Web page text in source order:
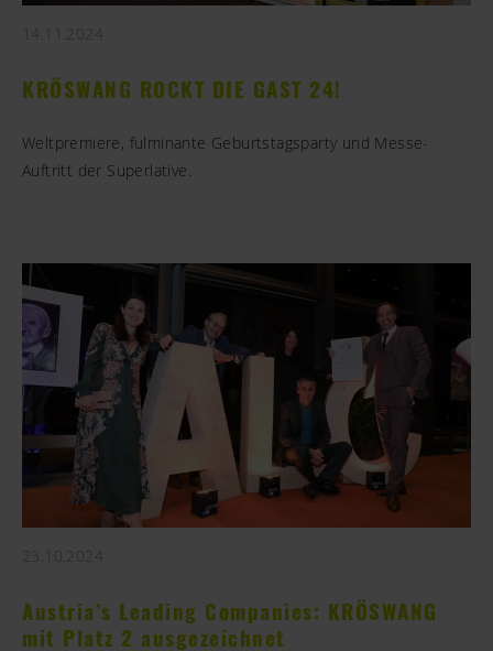
14.11.2024
KRÖSWANG ROCKT DIE GAST 24!
Weltpremiere, fulminante Geburtstagsparty und Messe-
Auftritt der Superlative.
23.10.2024
Austria’s Leading Companies: KRÖSWANG
mit Platz 2 ausgezeichnet